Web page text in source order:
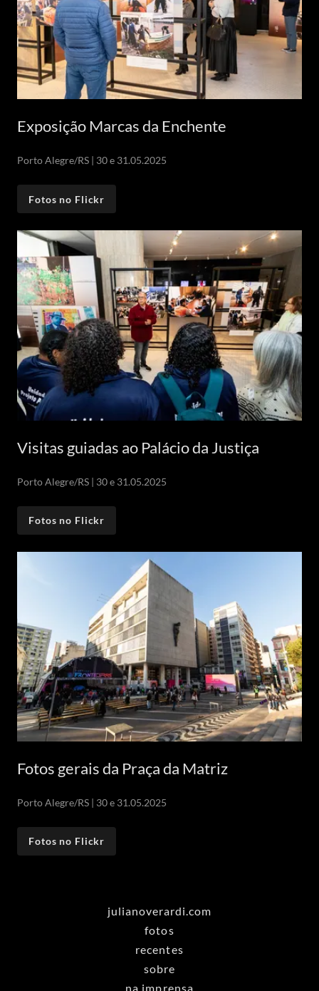
Exposição Marcas da Enchente
Porto Alegre/RS | 30 e 31.05.2025
Fotos no Flickr
Visitas guiadas ao Palácio da Justiça
Porto Alegre/RS | 30 e 31.05.2025
Fotos no Flickr
Fotos gerais da Praça da Matriz
Porto Alegre/RS | 30 e 31.05.2025
Fotos no Flickr
julianoverardi.com
fotos
recentes
sobre
na imprensa